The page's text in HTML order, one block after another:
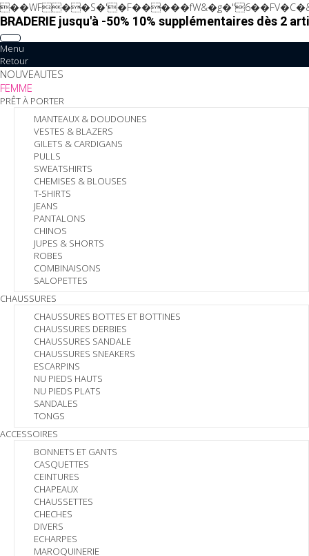
BRADERIE jusqu'à -50% 10% supplémentaires dès 2
Menu
Retour
NOUVEAUTES
FEMME
PRÊT À PORTER
MANTEAUX & DOUDOUNES
VESTES & BLAZERS
GILETS & CARDIGANS
PULLS
SWEATSHIRTS
CHEMISES & BLOUSES
T-SHIRTS
JEANS
PANTALONS
CHINOS
JUPES & SHORTS
ROBES
COMBINAISONS
SALOPETTES
CHAUSSURES
CHAUSSURES BOTTES ET BOTTINES
CHAUSSURES DERBIES
CHAUSSURES SANDALE
CHAUSSURES SNEAKERS
ESCARPINS
NU PIEDS HAUTS
NU PIEDS PLATS
SANDALES
TONGS
ACCESSOIRES
BONNETS ET GANTS
CASQUETTES
CEINTURES
CHAPEAUX
CHAUSSETTES
CHECHES
DIVERS
ECHARPES
MAROQUINERIE